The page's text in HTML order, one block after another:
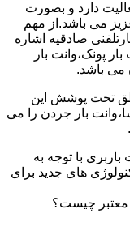
دارد و بصورت
می باشد.از مهم
صادقیه اشاره
پونک،وانت بار
می باشد.
تحت پوشش این
بار جردن را می
با توجه به
های جدید برای
معتبر چیست؟